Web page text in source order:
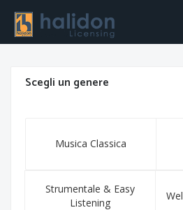
Scegli un genere
Musica Classica
Strumentale & Easy
Listening